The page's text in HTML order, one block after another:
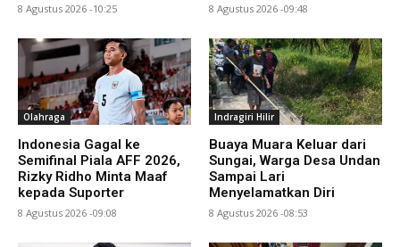
8 Agustus 2026 -10:25 8 Agustus 2026 -09:48
Olahraga
Indonesia Gagal ke
Semifinal Piala AFF 2026,
Rizky Ridho Minta Maaf
kepada Suporter
8 Agustus 2026 -09:08
Indragiri Hilir
Buaya Muara Keluar dari
Sungai, Warga Desa Undan
Sampai Lari
Menyelamatkan Diri
8 Agustus 2026 -08:53